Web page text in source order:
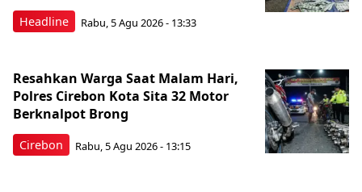
Headline Rabu, 5 Agu 2026 - 13:33
Cirebon
Resahkan Warga Saat Malam Hari,
Polres Cirebon Kota Sita 32 Motor
Berknalpot Brong
Rabu, 5 Agu 2026 - 13:15